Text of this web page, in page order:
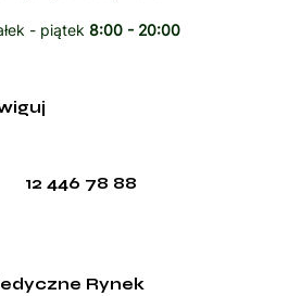
- piątek 8:00 - 20:00
12 446 78 88
Rynek